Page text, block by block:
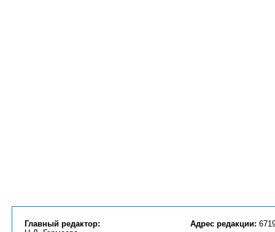
Главный редактор:
Адрес редакции: